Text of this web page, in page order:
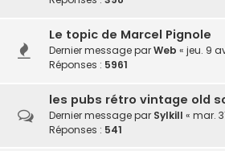
Le topic de Marcel Pignole
Dernier message parWeb « jeu. 9
Réponses : 5961
les pubs rétro vintage old
Dernier message par Sylkill « mar.
Réponses : 541